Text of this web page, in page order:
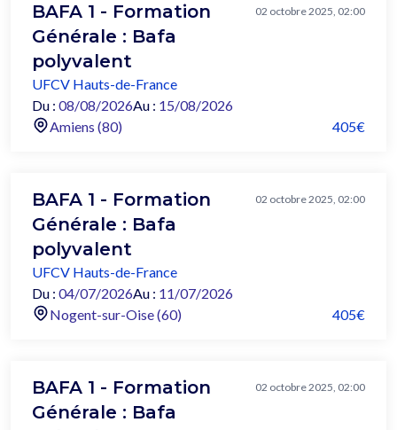
BAFA 1 - Formation
Générale : Bafa
polyvalent
02 octobre 2025, 02:00
UFCV Hauts-de-France
Du : 08/08/2026Au : 15/08/2026
Amiens (80)
405€
BAFA 1 - Formation
Générale : Bafa
polyvalent
02 octobre 2025, 02:00
UFCV Hauts-de-France
Du : 04/07/2026Au : 11/07/2026
Nogent-sur-Oise (60)
405€
BAFA 1 - Formation
Générale : Bafa
02 octobre 2025, 02:00